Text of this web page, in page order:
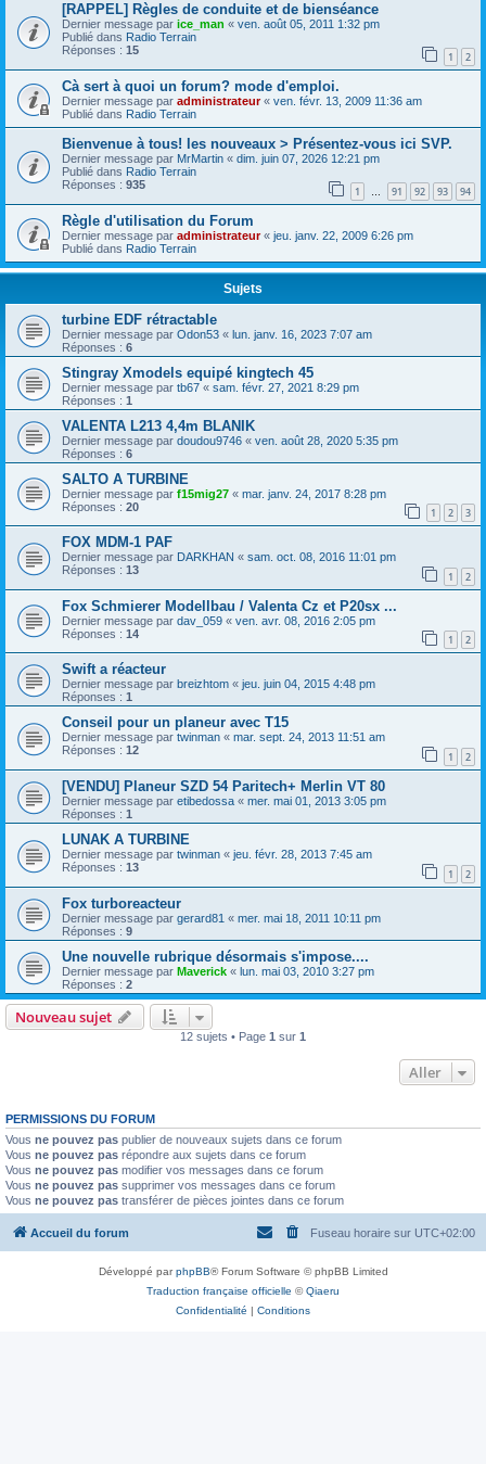
[RAPPEL] Règles de conduite et de bienséance
Dernier message par ice_man « ven. août 05, 2011 1:32 pm
Publié dans Radio Terrain
Réponses : 15 1 2
Cà sert à quoi un forum? mode d'emploi.
Dernier message par administrateur« ven. févr. 13, 2009 11:36 am
Publié dans Radio Terrain
Bienvenue à tous! les nouveaux > Présentez-vous ici SVP.
Dernier message par MrMartin « dim. juin 07, 2026 12:21 pm
Publié dans Radio Terrain
Réponses : 935 1 … 91 92 93 94
Règle d'utilisation du Forum
Dernier message par administrateur« jeu. janv. 22, 2009 6:26 pm
Publié dans Radio Terrain
Sujets
turbine EDF rétractable
Dernier message par Odon53 « lun. janv. 16, 2023 7:07 am
Réponses : 6
Stingray Xmodels equipé kingtech 45
Dernier message par tb67 « sam. févr. 27, 2021 8:29 pm
Réponses : 1
VALENTA L213 4,4m BLANIK
Dernier message par doudou9746 « ven. août 28, 2020 5:35 pm
Réponses : 6
SALTO A TURBINE
Dernier message par f15mig27 « mar. janv. 24, 2017 8:28 pm
Réponses : 20 1 2 3
FOX MDM-1 PAF
Dernier message par DARKHAN « sam. oct. 08, 2016 11:01 pm
Réponses : 13 1 2
Fox Schmierer Modellbau / Valenta Cz et P20sx ...
Dernier message par dav_059 « ven. avr. 08, 2016 2:05 pm
Réponses : 14 1 2
Swift a réacteur
Dernier message par breizhtom « jeu. juin 04, 2015 4:48 pm
Réponses : 1
Conseil pour un planeur avec T15
Dernier message par twinman « mar. sept. 24, 2013 11:51 am
Réponses : 12 1 2
[VENDU] Planeur SZD 54 Paritech+ Merlin VT 80
Dernier message par etibedossa « mer. mai 01, 2013 3:05 pm
Réponses : 1
LUNAK A TURBINE
Dernier message par twinman « jeu. févr. 28, 2013 7:45 am
Réponses : 13 1 2
Fox turboreacteur
Dernier message par gerard81 « mer. mai 18, 2011 10:11 pm
Réponses : 9
Une nouvelle rubrique désormais s'impose....
Dernier message par Maverick « lun. mai 03, 2010 3:27 pm
Réponses : 2
Nouveau sujet
12 sujets • Page 1 sur 1
Aller
PERMISSIONS DU FORUM
Vous ne pouvez pas publier de nouveaux sujets dans ce forum
Vous ne pouvez pas répondre aux sujets dans ce forum
Vous ne pouvez pas modifier vos messages dans ce forum
Vous ne pouvez pas supprimer vos messages dans ce forum
Vous ne pouvez pas transférer de pièces jointes dans ce forum
Accueil du forum Fuseau horaire sur UTC+02:00
Développé parphpBB® Forum Software © phpBB Limited
Traduction française officielle ©Qiaeru
Confidentialité | Conditions